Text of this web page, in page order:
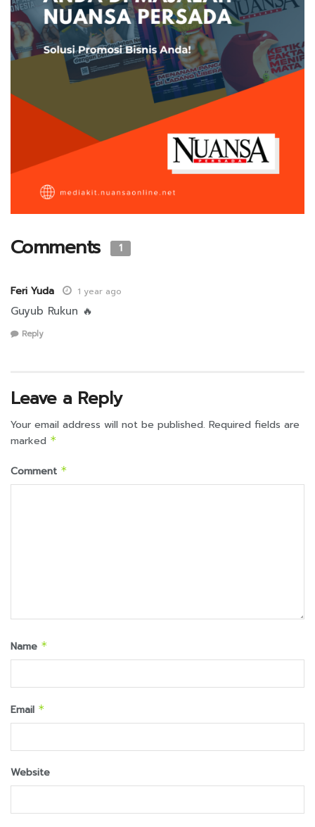
Comments 1
Feri Yuda 1 year ago
Guyub Rukun 🔥
Reply
Leave a Reply
Your email address will not be published. Required fields are
marked *
Comment *
Name *
Email *
Website